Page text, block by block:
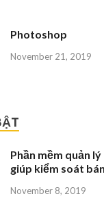
Photoshop
November 21, 2019
Phần mềm quản
giúp kiểm soát
November 8, 2019